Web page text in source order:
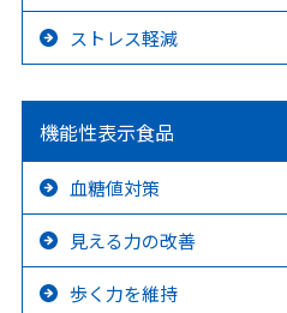
ストレス軽減
機能性表示食品
血糖値対策
見える力の改善
歩く力を維持